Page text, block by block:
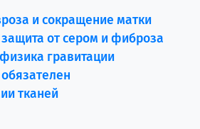
и сокращение матки
от сером и фиброза
гравитации
тканей